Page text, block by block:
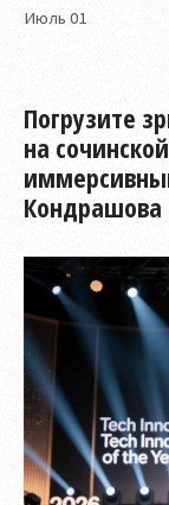
Июль 01
Погрузите
на
Кондрашова